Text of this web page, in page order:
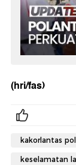
(hri/fas)
kakorlantas
keselamatan